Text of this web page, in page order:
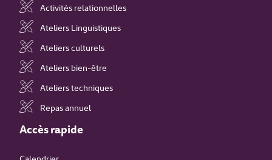
Activités relationnelles
Ateliers Linguistiques
Ateliers culturels
Ateliers bien-être
Ateliers techniques
Repas annuel
Accès rapide